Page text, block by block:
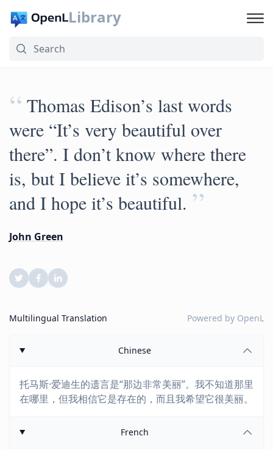
Library
“ Thomas Edison’s last words
were “It’s very beautiful over
there”. I don’t know where there
is, but I believe it’s somewhere,
and I hope it’s beautiful. ”
John Green
Multilingual Translation Powered by OpenL
Chinese
托马斯·爱迪生的遗言是“那边非常美丽”。我不知道那里
在哪里，但我相信它是存在的，而且我希望它很美丽。
French